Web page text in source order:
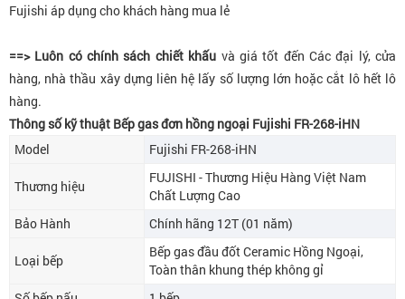
Fujishi áp dụng cho khách hàng mua lẻ
==> Luôn có chính sách chiết khấu và giá tốt đến Các đại lý, cửa
hàng, nhà thầu xây dựng liên hệ lấy số lượng lớn hoặc cắt lô hết lô
hàng.
Thông số kỹ thuật Bếp gas đơn hồng ngoại Fujishi FR-268-iHN
Model
Fujishi FR-268-iHN
Thương hiệu
FUJISHI - Thương Hiệu Hàng Việt Nam
Chất Lượng Cao
Bảo Hành
Chính hãng 12T (01 năm)
Loại bếp
Bếp gas đầu đốt Ceramic Hồng Ngoại,
Toàn thân khung thép không gỉ